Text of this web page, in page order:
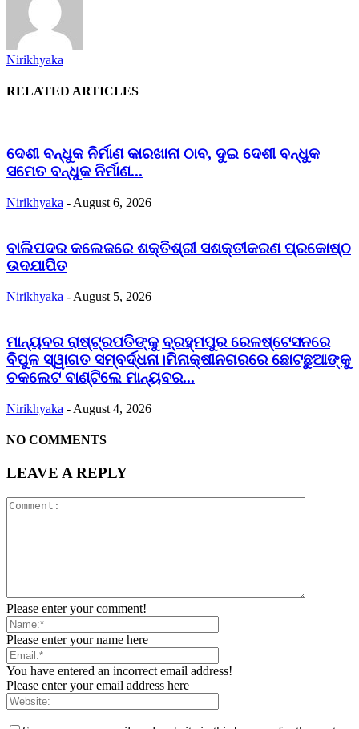
Nirikhyaka
RELATED ARTICLES
ଦେଶୀ ବନ୍ଧୁକ ନିର୍ମାଣ କାରଖାନା ଠାବ, ଦୁଇ ଦେଶୀ ବନ୍ଧୁକ
ସମେତ ବନ୍ଧୁକ ନିର୍ମାଣ...
Nirikhyaka - August 6, 2026
ବାଲିପଦର କଲେଜରେ ଶକ୍ତିଶ୍ରୀ ସଶକ୍ତୀକରଣ ପ୍ରକୋଷ୍ଠ
ଉଦଯାପିତ
Nirikhyaka - August 5, 2026
ମାନ୍ୟବର ରାଷ୍ଟ୍ରପତିଙ୍କୁ ବ୍ରହ୍ମପୁର ରେଳଷ୍ଟେସନରେ
ବିପୁଳ ସ୍ୱାଗତ ସମ୍ବର୍ଦ୍ଧନା।ମିନାକ୍ଷୀନଗରରେ ଛୋଟଛୁଆଙ୍କୁ
ଚକଲେଟ ବାଣ୍ଟିଲେ ମାନ୍ୟବର...
Nirikhyaka - August 4, 2026
NO COMMENTS
LEAVE A REPLY
Please enter your comment!
Please enter your name here
You have entered an incorrect email address!
Please enter your email address here